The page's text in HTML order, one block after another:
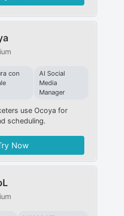
con
AI Social
Media
Manager
use Ocoya for
scheduling.
Now